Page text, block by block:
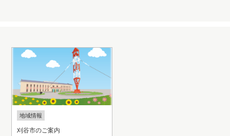
地域情報
刈谷市のご案内